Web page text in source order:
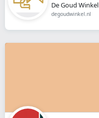
De Goud Winkel
degoudwinkel.nl